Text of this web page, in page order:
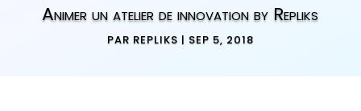
Animer un atelier de innovation by Repliks
PAR REPLIKS | SEP 5, 2018